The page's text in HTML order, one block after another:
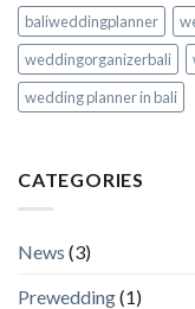
baliweddingplanner
weddingorganizerbali
wedding planner in bali
CATEGORIES
News (3)
Prewedding(1)